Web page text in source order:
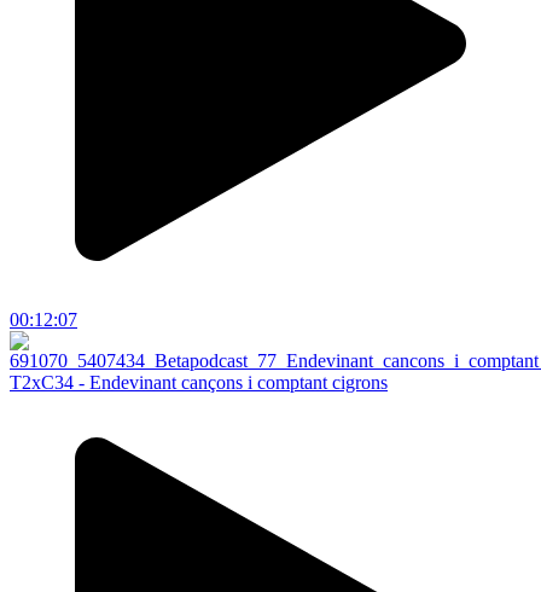
00:12:07
T2xC34 - Endevinant cançons i comptant cigrons